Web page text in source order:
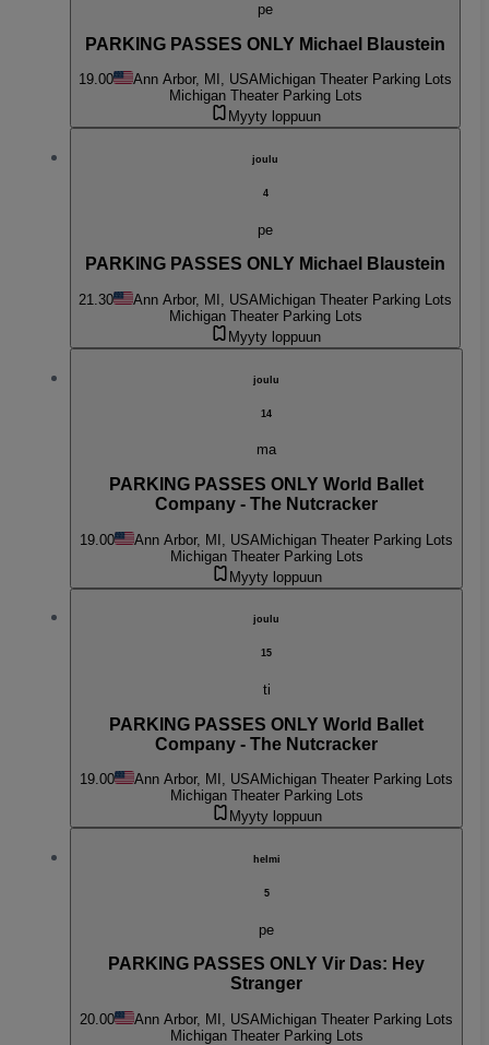
pe
PARKING PASSES ONLY Michael Blaustein
19.00 Ann Arbor, MI, USAMichigan Theater Parking Lots
Michigan Theater Parking Lots
Myyty loppuun
joulu
4
pe
PARKING PASSES ONLY Michael Blaustein
21.30 Ann Arbor, MI, USAMichigan Theater Parking Lots
Michigan Theater Parking Lots
Myyty loppuun
joulu
14
ma
PARKING PASSES ONLY World Ballet
Company - The Nutcracker
19.00 Ann Arbor, MI, USAMichigan Theater Parking Lots
Michigan Theater Parking Lots
Myyty loppuun
joulu
15
ti
PARKING PASSES ONLY World Ballet
Company - The Nutcracker
19.00 Ann Arbor, MI, USAMichigan Theater Parking Lots
Michigan Theater Parking Lots
Myyty loppuun
helmi
5
pe
PARKING PASSES ONLY Vir Das: Hey
Stranger
20.00 Ann Arbor, MI, USA Michigan Theater Parking Lots
Michigan Theater Parking Lots